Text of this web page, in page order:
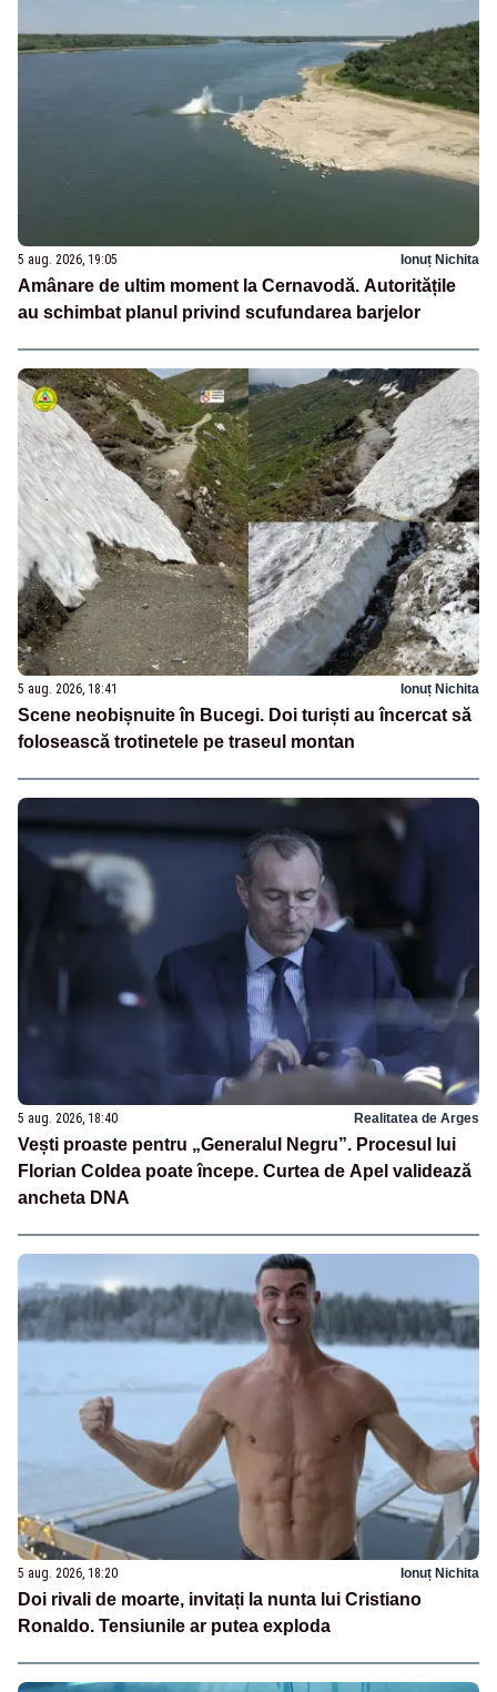
5 aug. 2026, 19:05 Ionuț Nichita
Amânare de ultim moment la Cernavodă. Autoritățile
au schimbat planul privind scufundarea barjelor
5 aug. 2026, 18:41 Ionuț Nichita
Scene neobișnuite în Bucegi. Doi turiști au încercat să
folosească trotinetele pe traseul montan
5 aug. 2026, 18:40 Realitatea de Arges
Vești proaste pentru „Generalul Negru”. Procesul lui
Florian Coldea poate începe. Curtea de Apel validează
ancheta DNA
5 aug. 2026, 18:20 Ionuț Nichita
Doi rivali de moarte, invitați la nunta lui Cristiano
Ronaldo. Tensiunile ar putea exploda